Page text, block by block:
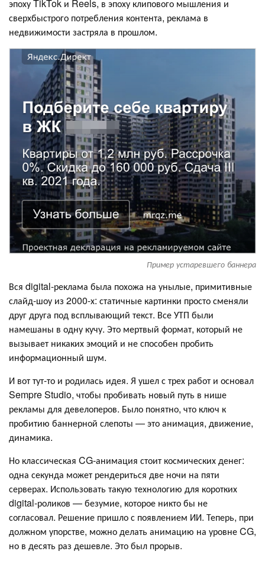
эпоху TikTok и Reels, в эпоху клипового мышления и
сверхбыстрого потребления контента, реклама в
недвижимости застряла в прошлом.
Пример устаревшего баннера
Вся digital-реклама была похожа на унылые, примитивные
слайд-шоу из 2000-х: статичные картинки просто сменяли
друг друга под всплывающий текст. Все УТП были
намешаны в одну кучу. Это мертвый формат, который не
вызывает никаких эмоций и не способен пробить
информационный шум.
И вот тут-то и родилась идея. Я ушел с трех работ и основал
Sempre Studio, чтобы пробивать новый путь в нише
рекламы для девелоперов. Было понятно, что ключ к
пробитию баннерной слепоты — это анимация, движение,
динамика.
Но классическая CG-анимация стоит космических денег:
одна секунда может рендериться две ночи на пяти
серверах. Использовать такую технологию для коротких
digital-роликов — безумие, которое никто бы не
согласовал. Решение пришло с появлением ИИ. Теперь, при
должном упорстве, можно делать анимацию на уровне CG,
но в десять раз дешевле. Это был прорыв.